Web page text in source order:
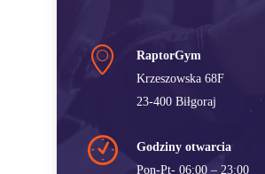
RaptorGym
Krzeszowska 68F
23-400 Biłgoraj
Godziny otwarcia
Pon-Pt- 06:00 – 23:00